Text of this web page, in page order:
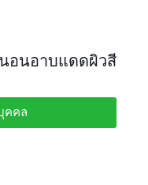
อนอาบแดดผิวสี
คคล